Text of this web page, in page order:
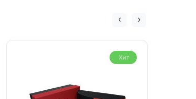
Хит